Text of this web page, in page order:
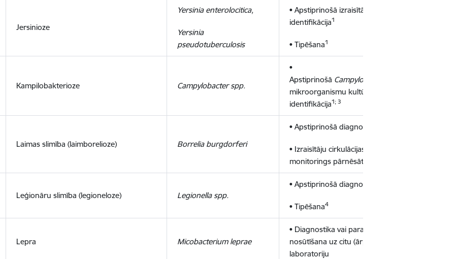
Jersinioze
Yersinia enterolocitica,
Yersinia
pseudotuberculosis
• Apstiprinošā izraisītāja kultūru
identifikācija1
• Tipēšana1
Kampilobakterioze Campylobacter spp.
•
Apstiprinošā Campylobacter
mikroorganismu kultūru
identifikācija1; 3
Laimas slimība (laimborelioze) Borrelia burgdorferi
• Apstiprinošā diagnostika
• Izraisītāju cirkulācijas
monitorings pārnēsātājos
Leģionāru slimība (legioneloze) Legionella spp.
• Apstiprinošā diagnostika
• Tipēšana4
Lepra Micobacterium leprae
• Diagnostika vai parauga
nosūtīšana uz citu (ārpus Latvijas)
laboratoriju